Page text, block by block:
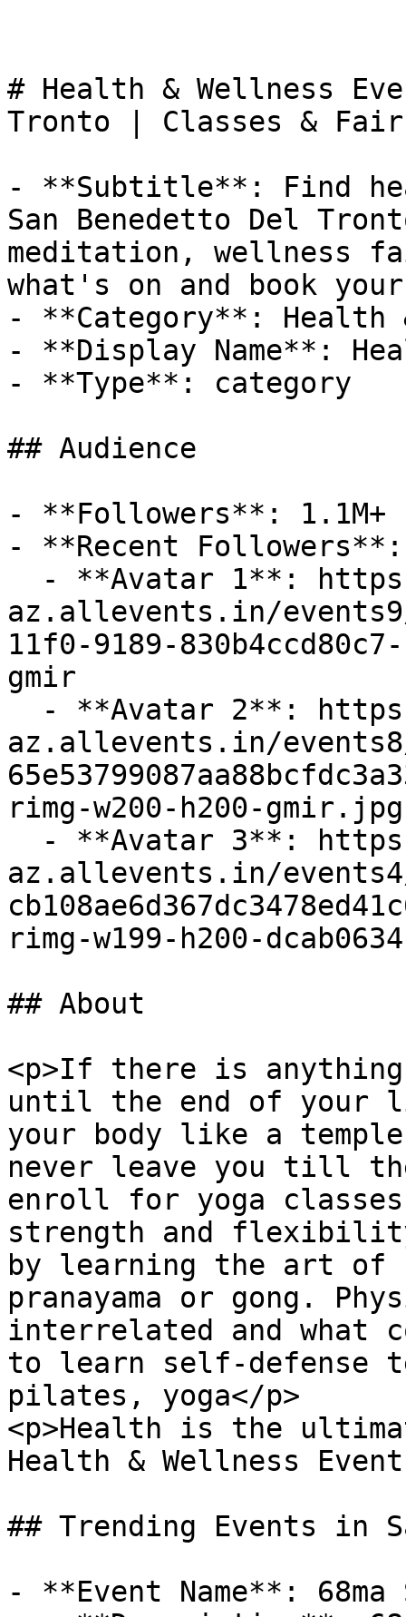
# Health & Wellness
Tronto | Classes &
- **Subtitle**: Find
San Benedetto Del
meditation, wellness
what's on and book
- **Category**: Health
- **Display Name**:
- **Type**: category
## Audience
- **Followers**: 1.1M+
- **Recent
az.allevents.in/events9/
11f0-9189-
gmir
az.allevents.in/events8/
rimg-w200-h200-
az.allevents.in/events4/
rimg-w199-h200-
## About
<p>If there is
until the end of your
your body like a
never leave you till
enroll for yoga
strength and
by learning the art of
pranayama or gong.
interrelated and what
to learn self-defense
pilates, yoga</p>
<p>Health is the
Health & Wellness
## Trending Events in
- **Event Name**: 68ma